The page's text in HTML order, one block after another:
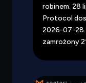
robinem. 28
Protocol
2026-07-28.
zamrożony